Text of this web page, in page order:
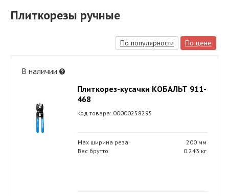
Плиткорезы ручные
По популярности По цене
В наличии
Плиткорез-кусачки КОБАЛЬТ 911-
468
Код товара: 00000258295
Max ширина реза
200 мм
Вес брутто
0.243 кг